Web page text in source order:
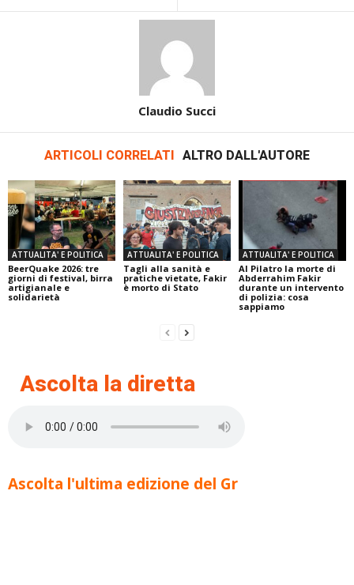
Claudio Succi
ARTICOLI CORRELATI ALTRO DALL'AUTORE
ATTUALITA' E POLITICA
BeerQuake 2026: tre
giorni di festival, birra
artigianale e
solidarietà
ATTUALITA' E POLITICA
Tagli alla sanità e
pratiche vietate, Fakir
è morto di Stato
ATTUALITA' E POLITICA
Al Pilatro la morte di
Abderrahim Fakir
durante un intervento
di polizia: cosa
sappiamo
Ascolta la diretta
Ascolta l'ultima edizione del Gr